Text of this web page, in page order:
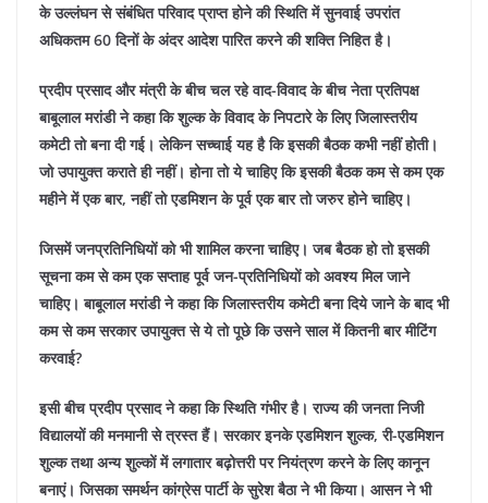
के उल्लंघन से संबंधित परिवाद प्राप्त होने की स्थिति में सुनवाई उपरांत
अधिकतम 60 दिनों के अंदर आदेश पारित करने की शक्ति निहित है।
प्रदीप प्रसाद और मंत्री के बीच चल रहे वाद-विवाद के बीच नेता प्रतिपक्ष
बाबूलाल मरांडी ने कहा कि शुल्क के विवाद के निपटारे के लिए जिलास्तरीय
कमेटी तो बना दी गई। लेकिन सच्चाई यह है कि इसकी बैठक कभी नहीं होती।
जो उपायुक्त कराते ही नहीं। होना तो ये चाहिए कि इसकी बैठक कम से कम एक
महीने में एक बार, नहीं तो एडमिशन के पूर्व एक बार तो जरुर होने चाहिए।
जिसमें जनप्रतिनिधियों को भी शामिल करना चाहिए। जब बैठक हो तो इसकी
सूचना कम से कम एक सप्ताह पूर्व जन-प्रतिनिधियों को अवश्य मिल जाने
चाहिए। बाबूलाल मरांडी ने कहा कि जिलास्तरीय कमेटी बना दिये जाने के बाद भी
कम से कम सरकार उपायुक्त से ये तो पूछे कि उसने साल में कितनी बार मीटिंग
करवाई?
इसी बीच प्रदीप प्रसाद ने कहा कि स्थिति गंभीर है। राज्य की जनता निजी
विद्यालयों की मनमानी से त्रस्त हैं। सरकार इनके एडमिशन शुल्क, री-एडमिशन
शुल्क तथा अन्य शुल्कों में लगातार बढ़ोत्तरी पर नियंत्रण करने के लिए कानून
बनाएं। जिसका समर्थन कांग्रेस पार्टी के सुरेश बैठा ने भी किया। आसन ने भी